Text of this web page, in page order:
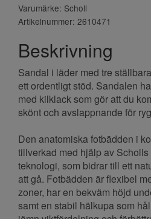
Varumärke: Scholl
Artikelnummer: 2610471
Beskrivning
Sandal i läder med tre
ett ordentligt stöd. Sandalen
med kilklack som gör att du
skönt och avslappnande för
Den anatomiska fotbädden i
tillverkad med hjälp av
teknologi, som bidrar till ett
att gå. Fotbädden är flexibel
zoner, har en bekväm höjd
samt en stabil hälkupa som